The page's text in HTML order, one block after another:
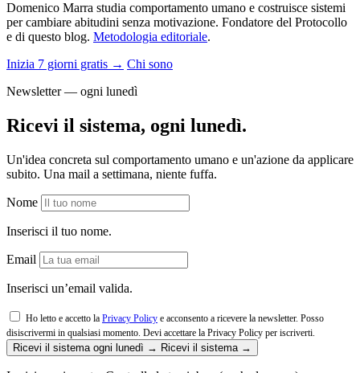
Domenico Marra studia comportamento umano e costruisce sistemi
per cambiare abitudini senza motivazione. Fondatore del Protocollo
e di questo blog. Metodologia editoriale.
Inizia 7 giorni gratis → Chi sono
Newsletter — ogni lunedì
Ricevi il sistema, ogni lunedì.
Un'idea concreta sul comportamento umano e un'azione da applicare
subito. Una mail a settimana, niente fuffa.
Nome
Inserisci il tuo nome.
Email
Inserisci un’email valida.
Ho letto e accetto la Privacy Policy e acconsento a ricevere la newsletter. Posso
disiscrivermi in qualsiasi momento.
Devi accettare la Privacy Policy per iscriverti.
Ricevi il sistema ogni lunedì → Ricevi il sistema →